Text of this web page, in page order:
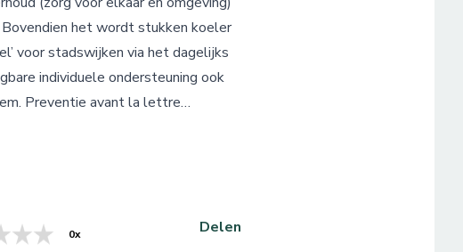
Bovendien het wordt stukken koeler
voor stadswijken via het dagelijks
individuele ondersteuning ook
Preventie avant la lettre…
0x Delen